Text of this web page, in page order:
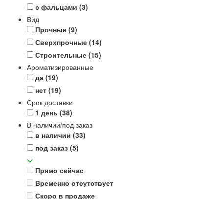
с фальцами (3)
Вид
Прочные (9)
Сверхпрочные (14)
Строительные (15)
Ароматизированные
да (19)
нет (19)
Срок доставки
1 день (38)
В наличии/под заказ
в наличии (33)
под заказ (5)
Прямо сейчас
Временно отсутствует
Скоро в продаже